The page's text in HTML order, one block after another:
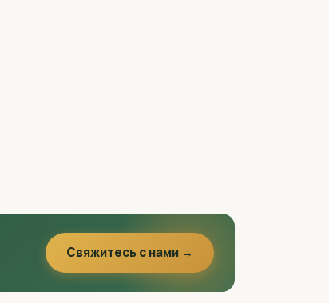
Свяжитесь с нами →